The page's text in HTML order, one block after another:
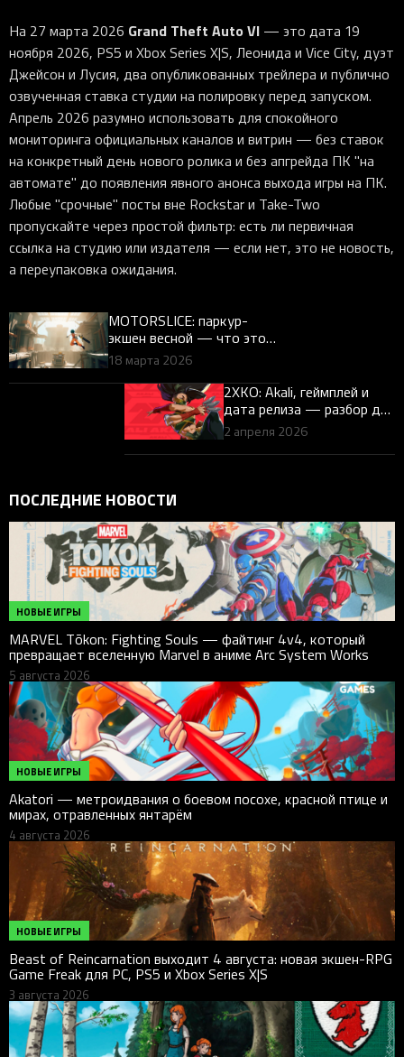
На 27 марта 2026 Grand Theft Auto VI — это дата 19
ноября 2026, PS5 и Xbox Series X|S, Леонида и Vice City, дуэт
Джейсон и Лусия, два опубликованных трейлера и публично
озвученная ставка студии на полировку перед запуском.
Апрель 2026 разумно использовать для спокойного
мониторинга официальных каналов и витрин — без ставок
на конкретный день нового ролика и без апгрейда ПК "на
автомате" до появления явного анонса выхода игры на ПК.
Любые "срочные" посты вне Rockstar и Take-Two
пропускайте через простой фильтр: есть ли первичная
ссылка на студию или издателя — если нет, это не новость,
а переупаковка ожидания.
MOTORSLICE: паркур-
экшен весной — что это
за игра и почему её ждут
18 марта 2026
2XKO: Akali, геймплей и
дата релиза — разбор для
геймеров
2 апреля 2026
ПОСЛЕДНИЕ НОВОСТИ
НОВЫЕ ИГРЫ
MARVEL Tōkon: Fighting Souls — файтинг 4v4, который
превращает вселенную Marvel в аниме Arc System Works
5 августа 2026
НОВЫЕ ИГРЫ
Akatori — метроидвания о боевом посохе, красной птице и
мирах, отравленных янтарём
4 августа 2026
НОВЫЕ ИГРЫ
Beast of Reincarnation выходит 4 августа: новая экшен-RPG
Game Freak для PC, PS5 и Xbox Series X|S
3 августа 2026